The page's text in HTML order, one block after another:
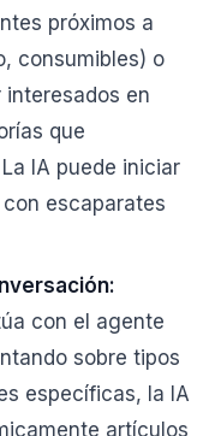
próximos a
consumibles) o
interesados en
que
IA puede iniciar
escaparates
con el agente
sobre tipos
específicas, la IA
artículos